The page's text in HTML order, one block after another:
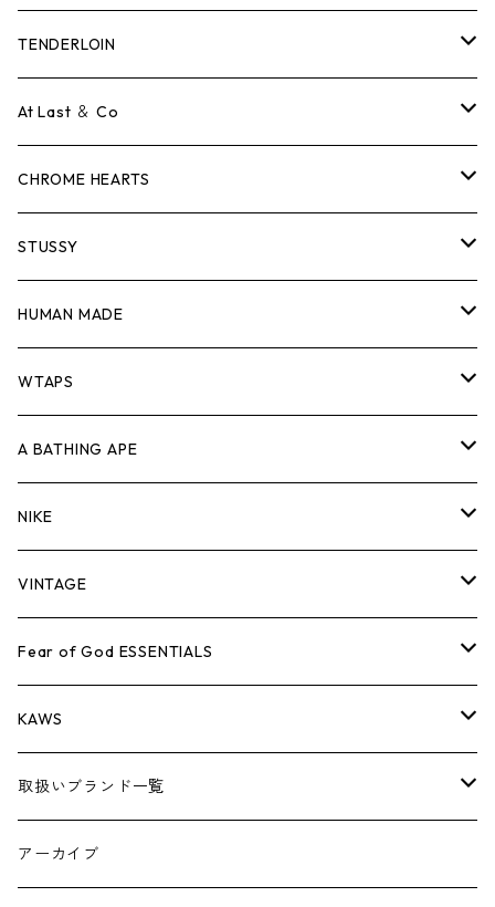
Tシャツ
ロンTEE
スウェット/ニット
シャツ
ジャケット
パンツ
キャップ・ハット
バッグ
シューズ
小物
コラボレーション
×THE NORTH FACE
×COMME des GARCONS
シーズンアイテム
26SS
BOX LOGOアイテム
TENDERLOIN
Tシャツ
ロンTEE
スウェット/ニット
シャツ
ジャケット
パンツ
キャップ・ハット
バッグ
シューズ
小物
At Last ＆ Co
Tシャツ
ロンTEE
スウェット/ニット
シャツ
ジャケット
パンツ
キャップ・ハット
バッグ
シューズ
小物
CHROME HEARTS
Tシャツ
ロンTEE
スウェット/ニット
シャツ
ジャケット
パンツ
キャップ・ハット
バッグ
シューズ
小物
STUSSY
Tシャツ
ロンTEE
スウェット/ニット
シャツ
ジャケット
パンツ
キャップ・ハット
バッグ
シューズ
HUMAN MADE
Tシャツ
ロンT
スウェット/ニット
シャツ
ジャケット
パンツ
キャップ
バッグ
WTAPS
Tシャツ
ロンTEE
スウェット/ニット
シャツ
ジャケット
パンツ
キャップ・ハット
A BATHING APE
Tシャツ
ロンTEE
スウェット/ニット
シャツ
ジャケット
パンツ
NIKE
シューズ
AIR JORDAN 1
AIR JORDAN 3
アパレル・小物
VINTAGE
Tシャツ
ロンTEE
スウェット/ニット
ジャケット
Fear of God ESSENTIALS
Tシャツ
ロンTEE
スウェット/ニット
KAWS
アパレル
小物
取扱いブランド一覧
A
アーカイブ